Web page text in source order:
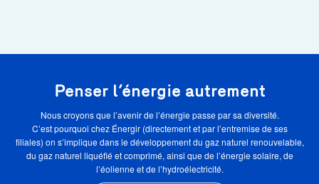
Penser l’énergie autrement
Nous croyons que l’avenir de l’énergie passe par sa diversité.
C’est pourquoi chez Énergir (directement et par l’entremise de ses
filiales) on s’implique dans le développement du gaz naturel renouvelable,
du gaz naturel liquéfié et comprimé, ainsi que de l’énergie solaire, de
l’éolienne et de l’hydroélectricité.